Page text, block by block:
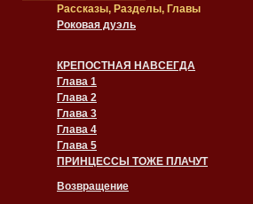
Рассказы, Разделы, Главы
Роковая дуэль
КРЕПОСТНАЯ НАВСЕГДА
Глава 1
Глава 2
Глава 3
Глава 4
Глава 5
ПРИНЦЕССЫ ТОЖЕ ПЛАЧУТ
Возвращение